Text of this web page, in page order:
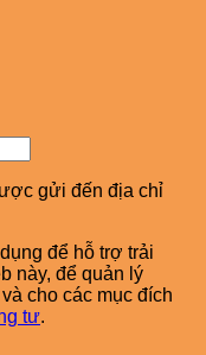
gửi đến địa chỉ
để hỗ trợ trải
này, để quản lý
cho các mục đích
tư.